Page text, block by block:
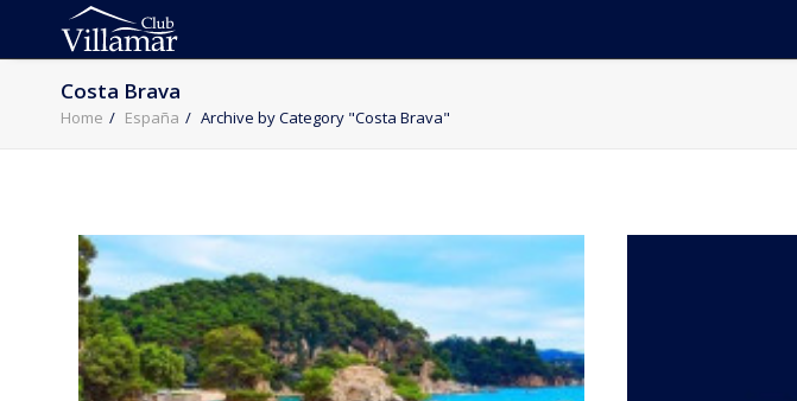
Costa Brava
Home España Archive by Category "Costa Brava"